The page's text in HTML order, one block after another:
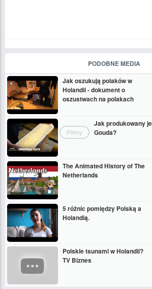
PODOBNE MEDIA
Jak oszukują polaków w
Holandii - dokument o
oszustwach na polakach
Filmy
Jak produkowany
Gouda?
The Animated History of The
Netherlands
5 różnic pomiędzy Polską a
Holandią.
Polskie tsunami w Holandii?
TV Biznes